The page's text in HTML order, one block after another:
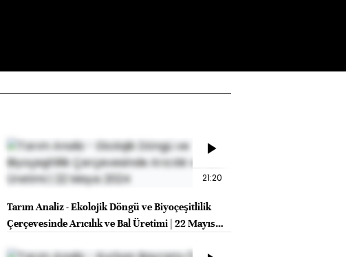
21:20
Tarım Analiz - Ekolojik Döngü ve Biyoçeşitlilik
Çerçevesinde Arıcılık ve Bal Üretimi | 22 Mayıs